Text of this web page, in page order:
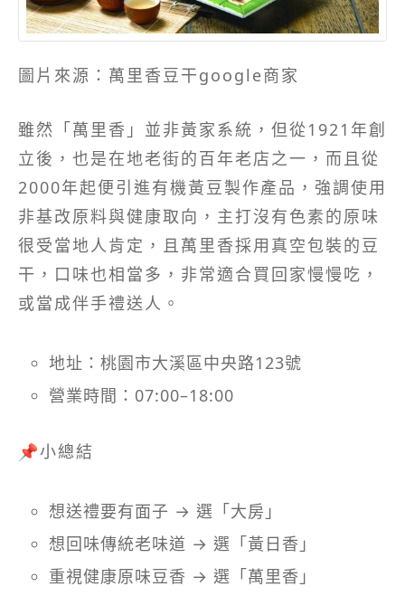
圖片來源：萬里香豆干google商家
雖然「萬里香」並非黃家系統，但從1921年創
立後，也是在地老街的百年老店之一，而且從
2000年起便引進有機黃豆製作產品，強調使用
非基改原料與健康取向，主打沒有色素的原味
很受當地人肯定，且萬里香採用真空包裝的豆
干，口味也相當多，非常適合買回家慢慢吃，
或當成伴手禮送人。
地址：桃園市大溪區中央路123號
營業時間：07:00–18:00
📌小總結
想送禮要有面子 → 選「大房」
想回味傳統老味道 → 選「黃日香」
重視健康原味豆香 → 選「萬里香」